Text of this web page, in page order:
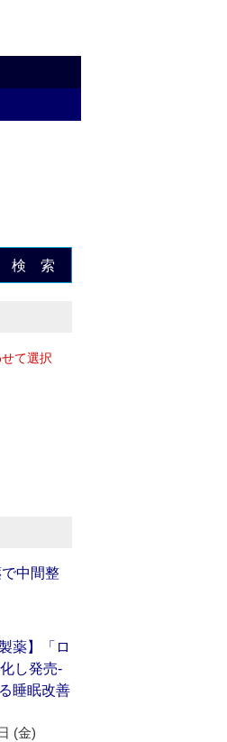
検 索
て選択
中間整
薬】「ロ
し発売‐
睡眠改善
(金)